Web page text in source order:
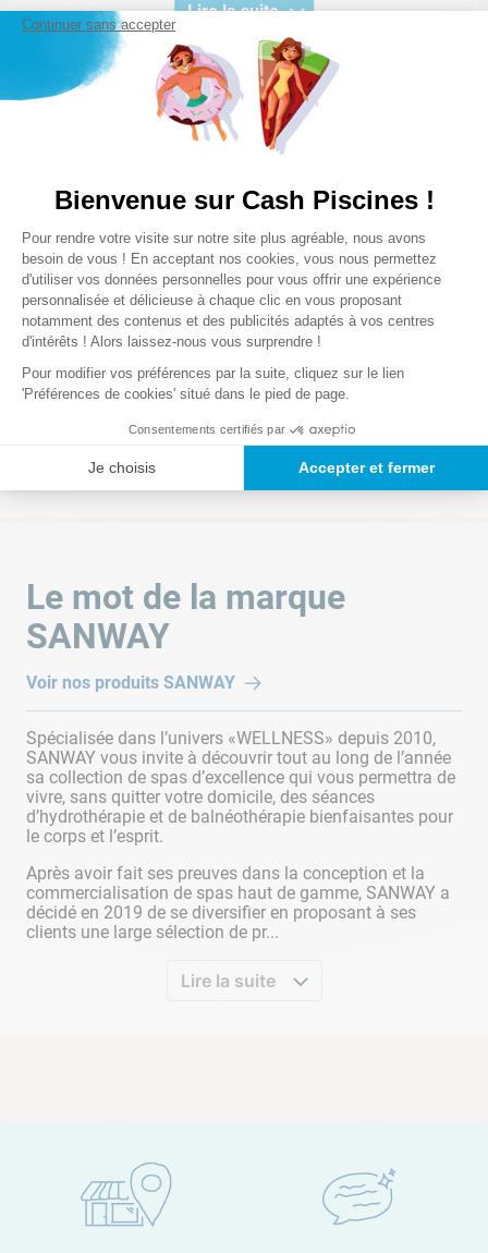
Lire la suite
Notre satisfaction, la votre
Avis clients
Chargement de la synthèse…
Veuillez vous connecter pour écrire un avis.
Chargement des avis…
Le mot de la marque
SANWAY
Voir nos produits SANWAY
Spécialisée dans l’univers «WELLNESS» depuis 2010,
SANWAY vous invite à découvrir tout au long de l’année
sa collection de spas d’excellence qui vous permettra de
vivre, sans quitter votre domicile, des séances
d’hydrothérapie et de balnéothérapie bienfaisantes pour
le corps et l’esprit.
Après avoir fait ses preuves dans la conception et la
commercialisation de spas haut de gamme, SANWAY a
décidé en 2019 de se diversifier en proposant à ses
clients une large sélection de pr...
Lire la suite
Continuer sans accepter
Bienvenue sur Cash Piscines !
Plateforme de Gestion du
Pour rendre votre visite sur notre site plus agréable, nous avons
besoin de vous ! En acceptant nos cookies, vous nous permettez
d'utiliser vos données personnelles pour vous offrir une expérience
personnalisée et délicieuse à chaque clic en vous proposant
notamment des contenus et des publicités adaptés à vos centres
d'intérêts ! Alors laissez-nous vous surprendre !
Pour modifier vos préférences par la suite, cliquez sur le lien
'Préférences de cookies' situé dans le pied de page.
Consentements certifiés par
Je choisis Accepter et fermer
Axeptio consent